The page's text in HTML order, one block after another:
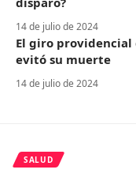
14 de julio de 2024
El giro providencial
evitó su muerte
14 de julio de 2024
SALUD